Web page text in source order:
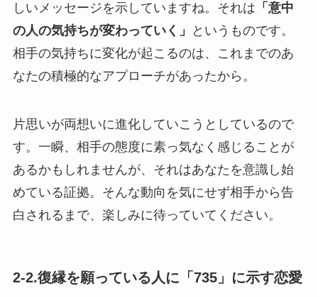
しいメッセージを示していますね。それは 「意中
の人の気持ちが変わっていく」
というものです。
相手の気持ちに変化が起こるのは、これまでのあ
なたの積極的なアプローチがあったから。
片思いが両想いに進化していこうとしているので
す。一瞬、相手の態度に素っ気なく感じることが
あるかもしれませんが、それはあなたを意識し始
めている証拠。そんな動向を気にせず相手から告
白されるまで、楽しみに待っていてください。
2-2.復縁を願っている人に「735」に示す恋愛